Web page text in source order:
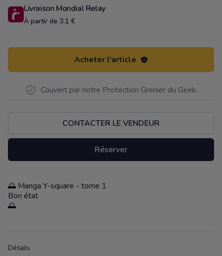
Livraison Mondial Relay
À partir de 3.1 €
Acheter l'article
Couvert par notre Protection Grenier du Geek.
CONTACTER LE VENDEUR
Réserver
Description
🌅 Manga Y-square - tome 1
Bon état
🌅
Détails